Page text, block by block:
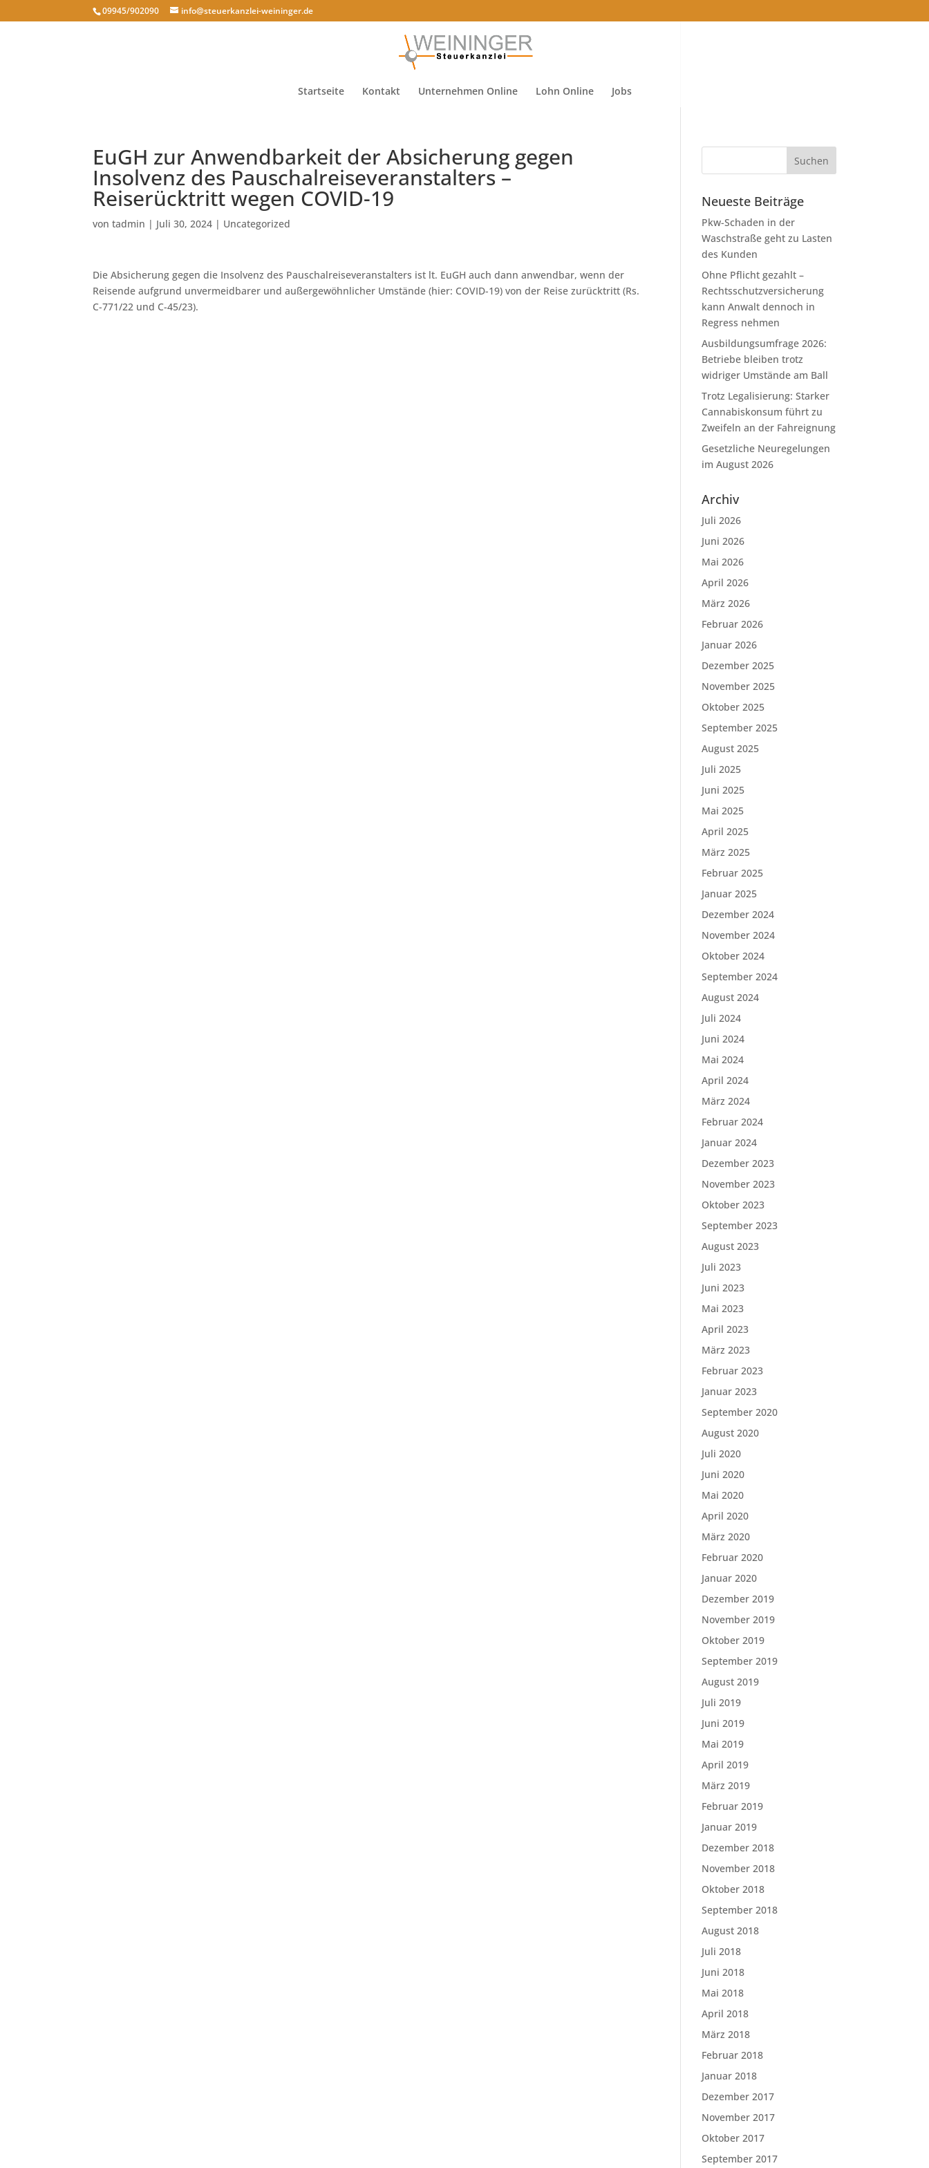
09945/902090 info@steuerkanzlei-weininger.de
Startseite Kontakt Unternehmen Online Lohn Online Jobs
EuGH zur Anwendbarkeit der Absicherung gegen
Insolvenz des Pauschalreiseveranstalters –
Reiserücktritt wegen COVID-19
vontadmin | Juli 30, 2024 | Uncategorized
Die Absicherung gegen die Insolvenz des Pauschalreiseveranstalters ist lt. EuGH auch dann anwendbar, wenn der
Reisende aufgrund unvermeidbarer und außergewöhnlicher Umstände (hier: COVID-19) von der Reise zurücktritt (Rs.
C-771/22 und C-45/23).
Neueste Beiträge
Pkw-Schaden in der
Waschstraße geht zu Lasten
des Kunden
Ohne Pflicht gezahlt –
Rechtsschutzversicherung
kann Anwalt dennoch in
Regress nehmen
Ausbildungsumfrage 2026:
Betriebe bleiben trotz
widriger Umstände am Ball
Trotz Legalisierung: Starker
Cannabiskonsum führt zu
Zweifeln an der Fahreignung
Gesetzliche Neuregelungen
im August 2026
Archiv
Juli 2026
Juni 2026
Mai 2026
April 2026
März 2026
Februar 2026
Januar 2026
Dezember 2025
November 2025
Oktober 2025
September 2025
August 2025
Juli 2025
Juni 2025
Mai 2025
April 2025
März 2025
Februar 2025
Januar 2025
Dezember 2024
November 2024
Oktober 2024
September 2024
August 2024
Juli 2024
Juni 2024
Mai 2024
April 2024
März 2024
Februar 2024
Januar 2024
Dezember 2023
November 2023
Oktober 2023
September 2023
August 2023
Juli 2023
Juni 2023
Mai 2023
April 2023
März 2023
Februar 2023
Januar 2023
September 2020
August 2020
Juli 2020
Juni 2020
Mai 2020
April 2020
März 2020
Februar 2020
Januar 2020
Dezember 2019
November 2019
Oktober 2019
September 2019
August 2019
Juli 2019
Juni 2019
Mai 2019
April 2019
März 2019
Februar 2019
Januar 2019
Dezember 2018
November 2018
Oktober 2018
September 2018
August 2018
Juli 2018
Juni 2018
Mai 2018
April 2018
März 2018
Februar 2018
Januar 2018
Dezember 2017
November 2017
Oktober 2017
September 2017